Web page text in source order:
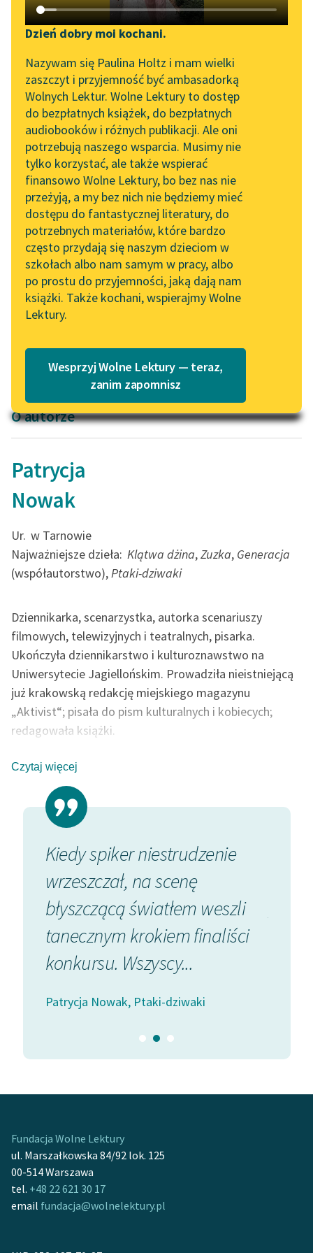
Katalog DAISY
Podkasty o książkach
Zgłoś brak utworu
Aktualności
„Prokurator Alicja Horn”
do słuchania
Byliśmy częścią AI Impact
Lab
Zapraszamy na spotkanie
online z tłumaczkami
literatury skandynawskiej
Spotkanie z Katarzyną
Tunkiel w Oslo
102. lata temu zmarł
Joseph Conrad
Lektury szkolne i klasyka
literatury do słuchania dla
uczennic i uczniów z
E-kolekcja lektur
szkolnych i literatury do
słuchania dla uczennic i
uczniów z
niepełnosprawnościami
Feministyczne inspiracje.
Popularyzacja
Ręce pełne poezji
Kolekcje edukacyjne
twórców przechodzących
do domeny publicznej,
lektur szkolnych oraz
Starego Testamentu
Szkoła Poezji Wolnych
Narzędzia
Mapa Wolnych Lektur
Leśmianator
Przewodnik dla piszących i
czytających
API
OAI-PMH
Widget Wolnych Lektur
Przypisy
Katalog w formacie PDF
Kontakt
O projekcie
Zasady wykorzystania
Regulamin biblioteki
sprawozdania finansowe
Regulamin darowizn
Dzień dobry moi kochani.
Nazywam się Paulina Holtz i mam wielki
zaszczyt i przyjemność być ambasadorką
Wolnych Lektur. Wolne Lektury to dostęp
do bezpłatnych książek, do bezpłatnych
audiobooków i różnych publikacji. Ale oni
potrzebują naszego wsparcia. Musimy nie
tylko korzystać, ale także wspierać
finansowo Wolne Lektury, bo bez nas nie
przeżyją, a my bez nich nie będziemy mieć
dostępu do fantastycznej literatury, do
potrzebnych materiałów, które bardzo
często przydają się naszym dzieciom w
szkołach albo nam samym w pracy, albo
po prostu do przyjemności, jaką dają nam
książki. Także kochani, wspierajmy Wolne
Lektury.
Wesprzyj Wolne Lektury — teraz,
zanim zapomnisz
Sortuj:
Bajka Patrycja Nowak
Patrycja Nowak
O autorze
Patrycja
Nowak
Ur. w Tarnowie
Najważniejsze dzieła: Klątwa dżina,Zuzka, Generacja
(współautorstwo),Ptaki-dziwaki
Dziennikarka, scenarzystka, autorka scenariuszy
filmowych, telewizyjnych i teatralnych, pisarka.
Ukończyła dziennikarstwo i kulturoznawstwo na
Uniwersytecie Jagiellońskim. Prowadziła nieistniejącą
już krakowską redakcję miejskiego magazynu
„Aktivist“; pisała do pism kulturalnych i kobiecych;
redagowała książki.
dorosłych. Tekst
współautorką, został wystawiony w warszawskiej
Akademii Teatralnej przez Piotra Łazarkiewicza.
Jest fundatorką i wiceprezes Fundacji Kultury i Sztuki -
„i Kropka”.
Czytaj więcej
Kiedy spiker niestrudzenie
wrzeszczał, na scenę
błyszczącą światłem weszli
tanecz­nym krokiem finaliści
konkursu. Wszyscy...
Patrycja Nowak, Ptaki-dziwaki
Fundacja Wolne Lektury
ul. Marszałkowska 84/92 lok. 125
00-514 Warszawa
tel. +48 22 621 30 17
email fundacja@wolnelektury.pl